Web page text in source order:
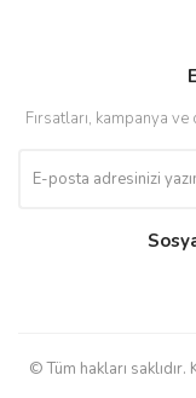
Fırsatları, kampanya
© Tüm hakları